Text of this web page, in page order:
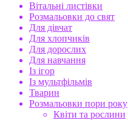
Вітальні листівки
Розмальовки до свят
Для дівчат
Для хлопчиків
Для дорослих
Для навчання
Із ігор
Із мультфільмів
Тварин
Розмальовки пори року
Квіти та рослини